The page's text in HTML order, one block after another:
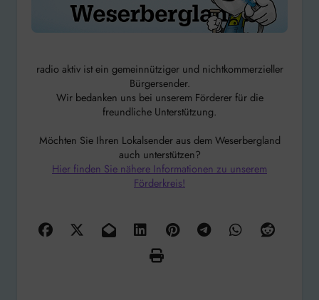
radio aktiv ist ein gemeinnütziger und nichtkommerzieller
Bürgersender.
Wir bedanken uns bei unserem Förderer für die
freundliche Unterstützung.
Möchten Sie Ihren Lokalsender aus dem Weserbergland
auch unterstützen?
Hier finden Sie nähere Informationen zu unserem
Förderkreis!